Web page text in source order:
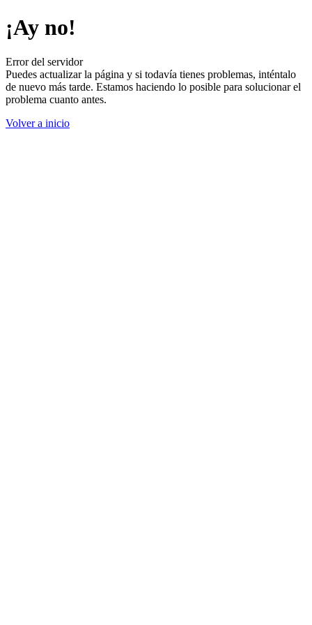
¡Ay no!
Error del servidor
Puedes actualizar la página y si todavía tienes problemas, inténtalo
de nuevo más tarde. Estamos haciendo lo posible para solucionar el
problema cuanto antes.
Volver a inicio